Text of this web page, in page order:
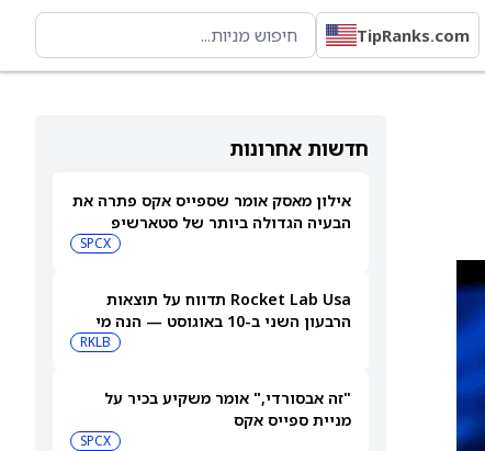
TipRanks.com
חדשות אחרונות
אילון מאסק אומר שספייס אקס פתרה את
הבעיה הגדולה ביותר של סטארשיפ
SPCX
Rocket Lab Usa תדווח על תוצאות
הרבעון השני ב-10 באוגוסט — הנה מי
RKLB
"זה אבסורדי," אומר משקיע בכיר על
מניית ספייס אקס
SPCX